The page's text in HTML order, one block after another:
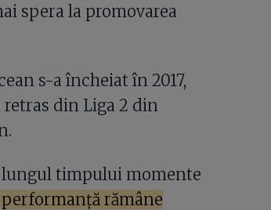
spera la promovarea
s-a încheiat în 2017,
din Liga 2 din
lungul timpului momente
performanță rămâne